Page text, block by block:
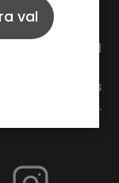
val Motala,
igång ett
Med
i
en av landets
i lantlig miljö.